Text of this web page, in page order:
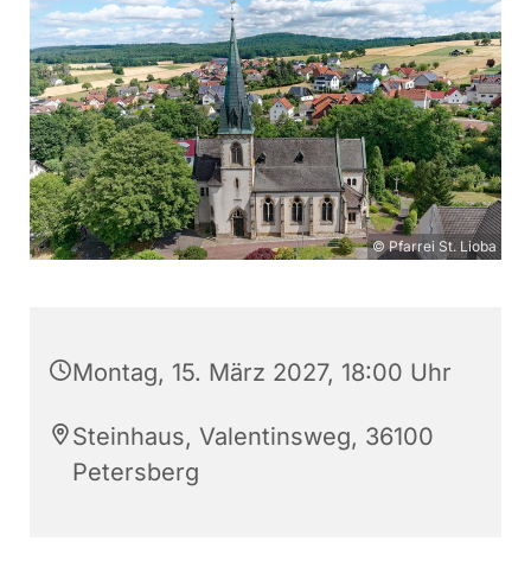
© Pfarrei St. Lioba
Montag, 15. März 2027, 18:00 Uhr
Steinhaus, Valentinsweg, 36100
Petersberg